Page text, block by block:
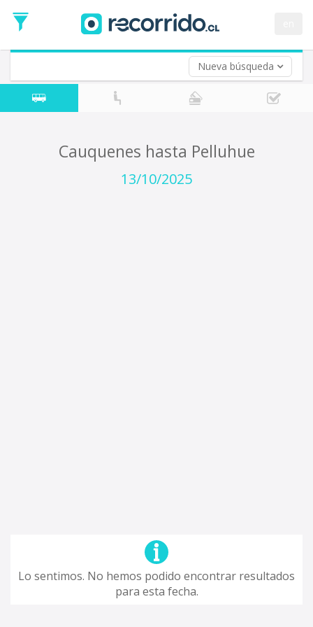
Nueva búsqueda
de
Ida
Vuelta (opcional)
Fecha
de
Cauquenes hasta Pelluhue
13/10/2025
Lo sentimos. No hemos podido encontrar resultados
para esta fecha.